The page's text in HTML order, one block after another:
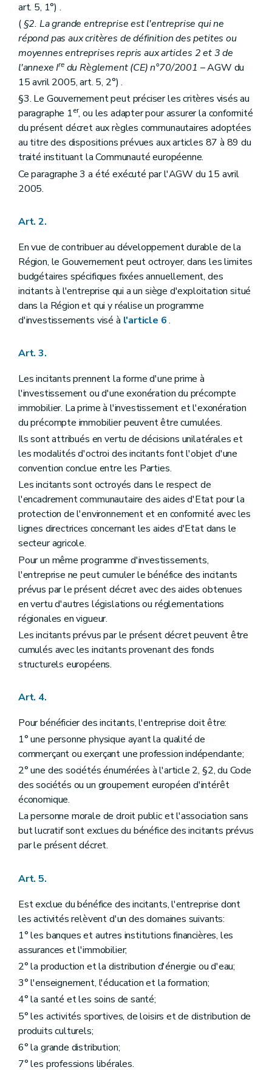
art. 5, 1°) .
( §2. La grande entreprise est l'entreprise qui ne
répond pas aux critères de définition des petites ou
moyennes entreprises repris aux articles 2 et 3 de
l'annexe Iredu Règlement (CE) n°70/2001 – AGW du
15 avril 2005, art. 5, 2°) .
§3. Le Gouvernement peut préciser les critères visés au
paragraphe 1er, ou les adapter pour assurer la conformité
du présent décret aux règles communautaires adoptées
au titre des dispositions prévues aux articles 87 à 89 du
traité instituant la Communauté européenne.
Ce paragraphe 3 a été exécuté par l'AGW du 15 avril
2005.
Art. 2.
En vue de contribuer au développement durable de la
Région, le Gouvernement peut octroyer, dans les limites
budgétaires spécifiques fixées annuellement, des
incitants à l'entreprise qui a un siège d'exploitation situé
dans la Région et qui y réalise un programme
d'investissements visé à l'article 6.
Art. 3.
Les incitants prennent la forme d'une prime à
l'investissement ou d'une exonération du précompte
immobilier. La prime à l'investissement et l'exonération
du précompte immobilier peuvent être cumulées.
Ils sont attribués en vertu de décisions unilatérales et
les modalités d'octroi des incitants font l'objet d'une
convention conclue entre les Parties.
Les incitants sont octroyés dans le respect de
l'encadrement communautaire des aides d'Etat pour la
protection de l'environnement et en conformité avec les
lignes directrices concernant les aides d'Etat dans le
secteur agricole.
Pour un même programme d'investissements,
l'entreprise ne peut cumuler le bénéfice des incitants
prévus par le présent décret avec des aides obtenues
en vertu d'autres législations ou réglementations
régionales en vigueur.
Les incitants prévus par le présent décret peuvent être
cumulés avec les incitants provenant des fonds
structurels européens.
Art. 4.
Pour bénéficier des incitants, l'entreprise doit être:
1° une personne physique ayant la qualité de
commerçant ou exerçant une profession indépendante;
2° une des sociétés énumérées à l'article 2, §2, du Code
des sociétés ou un groupement européen d'intérêt
économique.
La personne morale de droit public et l'association sans
but lucratif sont exclues du bénéfice des incitants prévus
par le présent décret.
Art. 5.
Est exclue du bénéfice des incitants, l'entreprise dont
les activités relèvent d'un des domaines suivants:
1° les banques et autres institutions financières, les
assurances et l'immobilier;
2° la production et la distribution d'énergie ou d'eau;
3° l'enseignement, l'éducation et la formation;
4° la santé et les soins de santé;
5° les activités sportives, de loisirs et de distribution de
produits culturels;
6° la grande distribution;
7° les professions libérales.